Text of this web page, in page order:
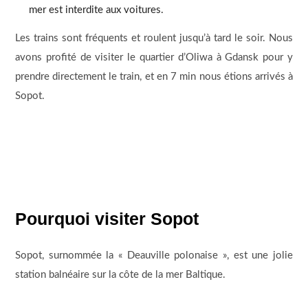
mer est interdite aux voitures.
Les trains sont fréquents et roulent jusqu’à tard le soir. Nous
avons profité de visiter le quartier d’Oliwa à Gdansk pour y
prendre directement le train, et en 7 min nous étions arrivés à
Sopot.
Pourquoi visiter Sopot
Sopot, surnommée la « Deauville polonaise », est une jolie
station balnéaire sur la côte de la mer Baltique.